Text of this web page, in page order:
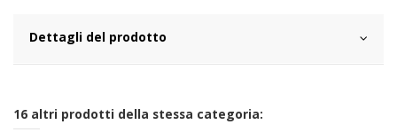
Dettagli del prodotto
16 altri prodotti della stessa categoria: